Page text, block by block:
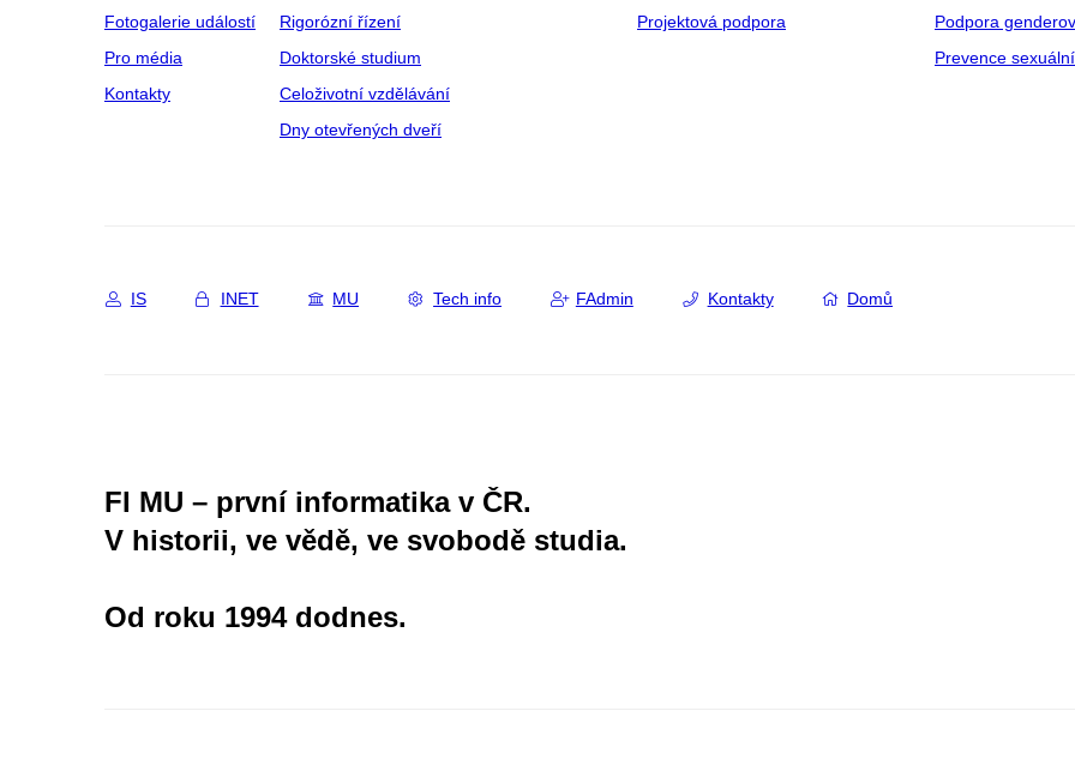
Fotogalerie událostí
Pro média
Kontakty
Rigorózní řízení
Doktorské studium
Celoživotní vzdělávání
Dny otevřených dveří
Projektová podpora
Podpora
Prevence
IS INET MU Tech info FAdmin Kontakty Domů
FI MU – první informatika v ČR.
V historii, ve vědě, ve svobodě studia.
Od roku 1994 dodnes.